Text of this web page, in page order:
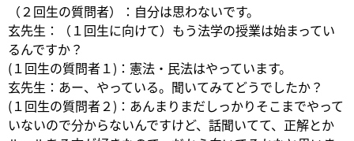
（２回生の質問者）：自分は思わないです。
玄先生：（１回生に向けて）もう法学の授業は始まってい
るんですか？
(１回生の質問者１)：憲法・民法はやっています。
玄先生：あー、やっている。聞いてみてどうでしたか？
(１回生の質問者２)：あんまりまだしっかりそこまでやって
いないので分からないんですけど、話聞いてて、正解とか